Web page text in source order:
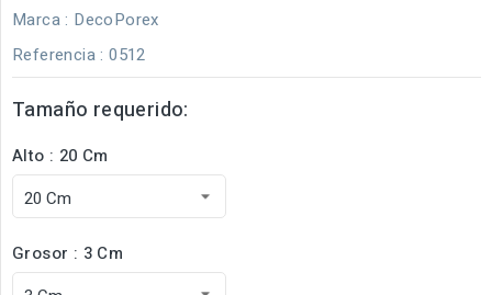
Marca : DecoPorex
Referencia : 0512
Tamaño requerido:
Alto : 20 Cm
Grosor : 3 Cm